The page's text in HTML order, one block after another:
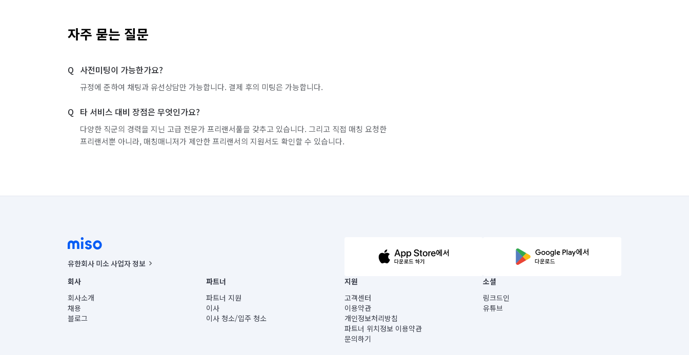
자주 묻는 질문
사전미팅이 가능한가요?
규정에 준하여 채팅과 유선상담만 가능합니다. 결제 후의 미팅은 가능합니다.
타 서비스 대비 장점은 무엇인가요?
다양한 직군의 경력을 지닌 고급 전문가 프리랜서풀을 갖추고 있습니다. 그리고 직접 매칭 요청한
프리랜서뿐 아니라, 매칭매니저가 제안한 프리랜서의 지원서도 확인할 수 있습니다.
유한회사 미소 사업자 정보
사업자등록번호 : 291-87-00271 | 인허가번호 : 2016-3220163-14-5-00019 |
통신판매신고번호 : 2024-서울종로-1400(공정거래위원회 정보) |
대표이사 : CHING VICTOR COLUMBIA RHEE
주소 | 본사: 서울특별시 종로구 율곡로 6(중학동, 트윈트리빌딩) B동 5층
컨택센터 : 서울특별시 종로구 수송동 율곡로 24, 7층, 8층 미소
회사
회사소개
채용
블로그
파트너
파트너 지원
이사
이사 청소/입주 청소
지원
고객센터
이용약관
개인정보처리방침
파트너 위치정보 이용약관
문의하기
소셜
링크드인
유튜브